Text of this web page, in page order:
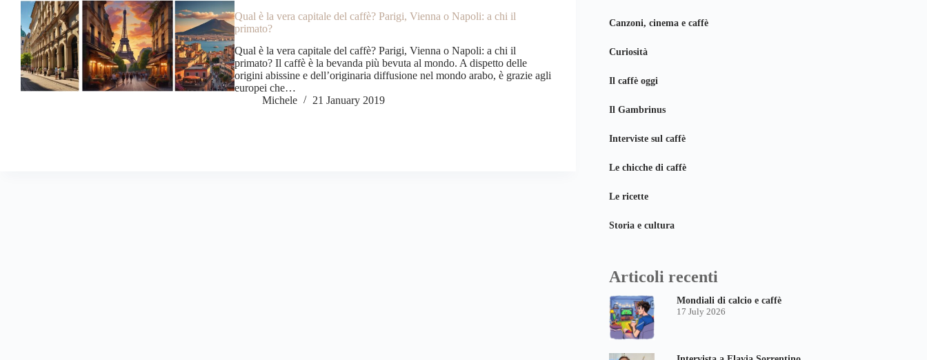
Qual è la vera capitale del caffè? Parigi, Vienna o Napoli: a chi il
primato?
Qual è la vera capitale del caffè? Parigi, Vienna o Napoli: a chi il
primato? Il caffè è la bevanda più bevuta al mondo. A dispetto delle
origini abissine e dell’originaria diffusione nel mondo arabo, è grazie agli
europei che…
Michele
21 January 2019
Canzoni, cinema e caffè
Curiosità
Il caffè oggi
Il Gambrinus
Interviste sul caffè
Le chicche di caffè
Le ricette
Storia e cultura
Articoli recenti
Mondiali di calcio e caffè
17 July 2026